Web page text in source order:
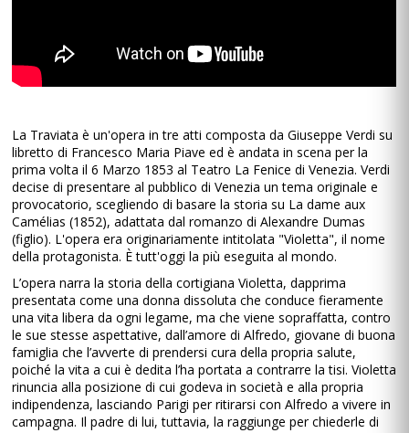
La Traviata è un'opera in tre atti composta da Giuseppe Verdi su
libretto di Francesco Maria Piave ed è andata in scena per la
prima volta il 6 Marzo 1853 al Teatro La Fenice di Venezia. Verdi
decise di presentare al pubblico di Venezia un tema originale e
provocatorio, scegliendo di basare la storia su La dame aux
Camélias (1852), adattata dal romanzo di Alexandre Dumas
(figlio). L'opera era originariamente intitolata "Violetta", il nome
della protagonista. È tutt'oggi la più eseguita al mondo.
L’opera narra la storia della cortigiana Violetta, dapprima
presentata come una donna dissoluta che conduce fieramente
una vita libera da ogni legame, ma che viene sopraffatta, contro
le sue stesse aspettative, dall’amore di Alfredo, giovane di buona
famiglia che l’avverte di prendersi cura della propria salute,
poiché la vita a cui è dedita l’ha portata a contrarre la tisi. Violetta
rinuncia alla posizione di cui godeva in società e alla propria
indipendenza, lasciando Parigi per ritirarsi con Alfredo a vivere in
campagna. Il padre di lui, tuttavia, la raggiunge per chiederle di